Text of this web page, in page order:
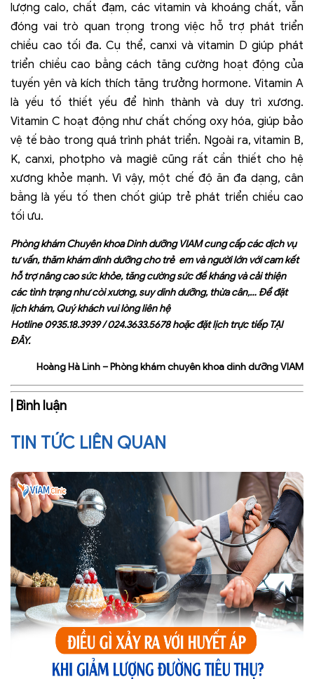
lượng calo, chất đạm, các vitamin và khoáng chất, vẫn
đóng vai trò quan trọng trong việc hỗ trợ phát triển
chiều cao tối đa. Cụ thể, canxi và vitamin D giúp phát
triển chiều cao bằng cách tăng cường hoạt động của
tuyến yên và kích thích tăng trưởng hormone. Vitamin A
là yếu tố thiết yếu để hình thành và duy trì xương.
Vitamin C hoạt động như chất chống oxy hóa, giúp bảo
vệ tế bào trong quá trình phát triển. Ngoài ra, vitamin B,
K, canxi, photpho và magiê cũng rất cần thiết cho hệ
xương khỏe mạnh. Vì vậy, một chế độ ăn đa dạng, cân
bằng là yếu tố then chốt giúp trẻ phát triển chiều cao
tối ưu.
Phòng khám Chuyên khoa Dinh dưỡng VIAM cung cấp các dịch vụ
tư vấn, thămkhám dinh dưỡng cho trẻ emvà người lớn với cam kết
hỗ trợ nâng cao sức khỏe, tăng cường sức đề kháng và cải thiện
các tình trạng như còi xương, suy dinh dưỡng, thừa cân,… Để đặt
lịch khám, Quý khách vui lòng liên hệ
Hotline0935.18.3939/024.3633.5678hoặc đặt lịch trực tiếpTẠI
ĐÂY.
Hoàng Hà Linh – Phòng khám chuyên khoa dinh dưỡng VIAM
| Bình luận
TIN TỨC LIÊN QUAN